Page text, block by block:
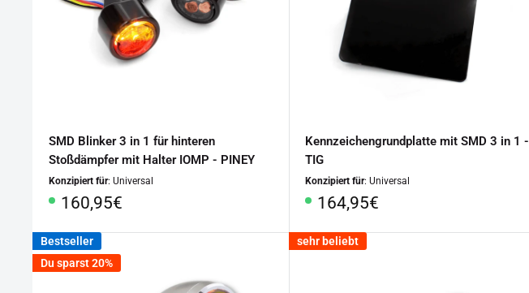
SMD Blinker 3 in 1 für hinteren
Stoßdämpfer mit Halter IOMP - PINEY
Konzipiert für: Universal
Sonderpreis
160,95€
Kennzeichengrundplatte mit SMD 3 in 1 -
TIG
Konzipiert für: Universal
Sonderpreis
164,95€
Bestseller
Du sparst 20%
sehr beliebt